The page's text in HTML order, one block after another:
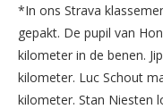
*In ons Strava
gepakt. De pupil van
kilometer in de benen.
kilometer. Luc Schout
kilometer. Stan Niesten